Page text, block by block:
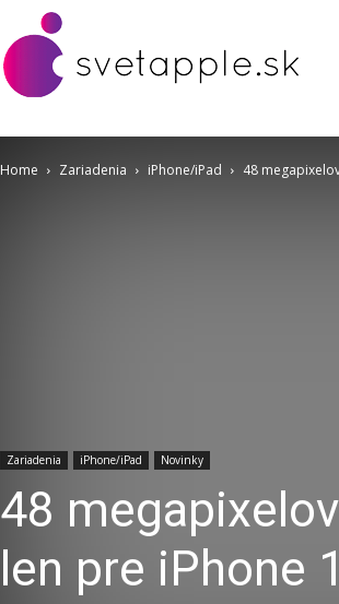
Home Zariadenia iPhone/iPad 48
Zariadenia iPhone/iPad Novinky
48
len pre iPhone